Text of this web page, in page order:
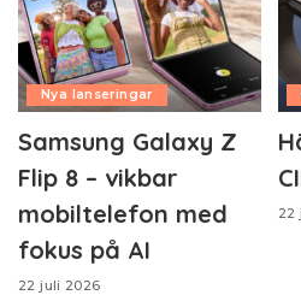
Nya lanseringar
Samsung Galaxy Z
Flip 8 – vikbar
mobiltelefon med
fokus på AI
22 juli 2026
22